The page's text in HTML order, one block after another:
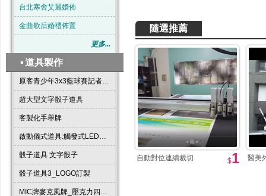
台北寒舍艾麗婚佈
金曲歌后婚禮佈置
更多...
▪道具製作
原客青少年3x3藍球賽記者會啟動道具
超大型文字骰子道具
客製化手舉牌
啟動儀式道具:觸發式LED發光燈條字板
骰子道具 文字骰子
骰子道具3_LOGO訂製
MIC牌麥克風牌_壓克力四方形
隨選推薦
自動對位連續裁切 $1 醫美